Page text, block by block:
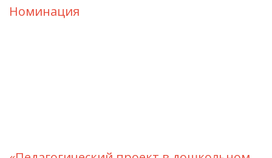
Номинация